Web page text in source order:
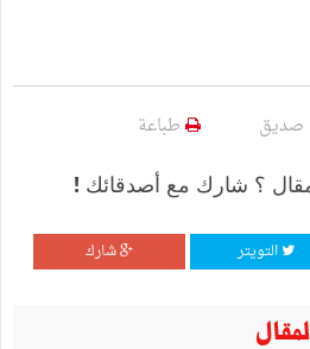
صديق طباعة
؟ شارك مع أصدقائك !
التويتر شارك